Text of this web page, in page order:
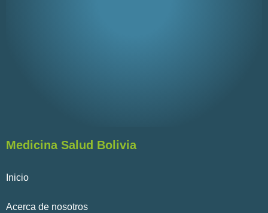
Medicina Salud Bolivia
Inicio
Acerca de nosotros